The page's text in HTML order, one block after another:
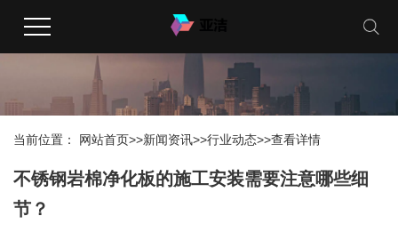
当前位置： 网站首页>>新闻资讯>>行业动态>>查看详情
不锈钢岩棉净化板的施工安装需要注意哪些细
节？